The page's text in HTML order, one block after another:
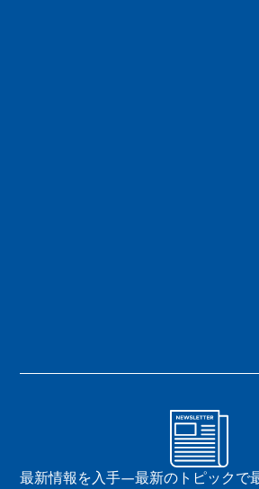
最新情報を入手—最新のトピックで